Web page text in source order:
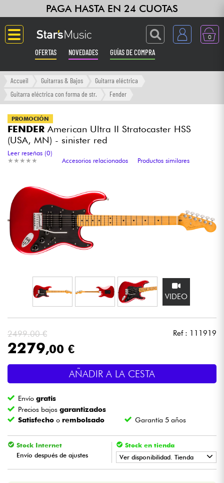
PAGA HASTA EN 24 CUOTAS
0
OFERTAS NOVEDADES GUÍAS DE COMPRA
Langue
Ampli & Efectos
Pianos
Grabación
Auriculares
DJ
Luces
Batería y percusión
Vientos
Violines y cuarteto
Niños
Accueil Guitarras & Bajos
Guitarra eléctrica
Guitarra eléctrica con forma de str.
Fender
PROMOCIÓN
FENDER American Ultra II Stratocaster HSS
(USA, MN) - sinister red
★ ★ ★ ★ ★
★ ★ ★ ★ ★
Leer reseñas (0)
Accesorios relacionados
Productos similares
VIDEO
2499.00 € Ref : 111919
2279,00 €
AÑADIR A LA CESTA
Envíogratis
Precios bajosgarantizados
Satisfecho o rembolsado Garantía 5 años
Stock Internet
Envío después de ajustes
Stock en tienda
Ver disponibilidad. Tienda